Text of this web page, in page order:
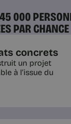
000
PAR CHANCE
concrets
un projet
à l’issue du